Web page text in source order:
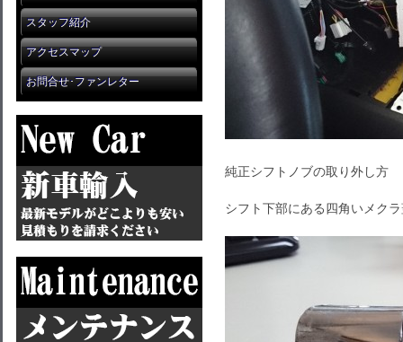
スタッフ紹介
アクセスマップ
お問合せ･ファンレター
純正シフトノブの取り外し方
シフト下部にある四角いメク